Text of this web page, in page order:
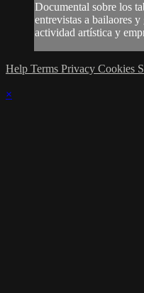
Documental sobre los
entrevistas a bailaores
actividad artística y
Help Terms Privacy Cookies
×